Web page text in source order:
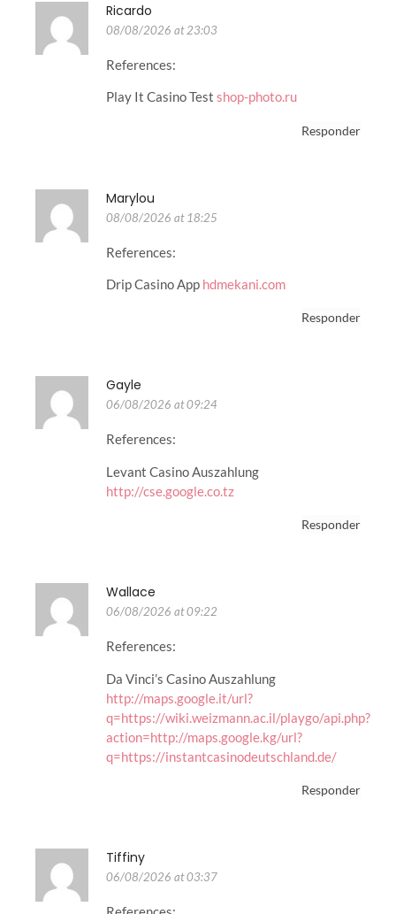
Ricardo
08/08/2026 at 23:03
References:
Play It Casino Test shop-photo.ru
Responder
Marylou
08/08/2026 at 18:25
References:
Drip Casino App hdmekani.com
Responder
Gayle
06/08/2026 at 09:24
References:
Levant Casino Auszahlung
http://cse.google.co.tz
Responder
Wallace
06/08/2026 at 09:22
References:
Da Vinci’s Casino Auszahlung
http://maps.google.it/url?
q=https://wiki.weizmann.ac.il/playgo/api.php?
action=http://maps.google.kg/url?
q=https://instantcasinodeutschland.de/
Responder
Tiffiny
06/08/2026 at 03:37